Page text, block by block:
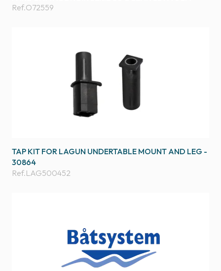
Ref.O72559
TAP KIT FOR LAGUN UNDERTABLE MOUNT AND LEG -
30864
Ref.LAG500452